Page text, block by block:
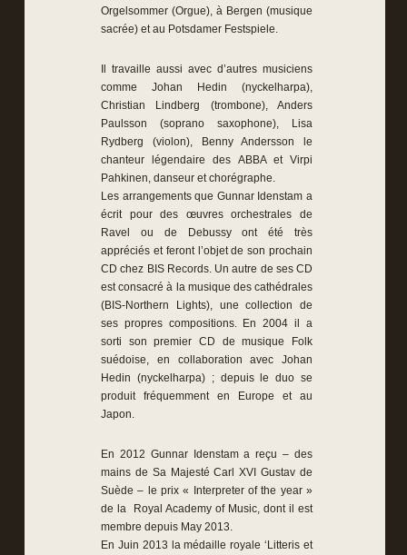
Orgelsommer (Orgue), à Bergen (musique
sacrée) et au Potsdamer Festspiele.
Il travaille aussi avec d’autres musiciens
comme Johan Hedin (nyckelharpa),
Christian Lindberg (trombone), Anders
Paulsson (soprano saxophone), Lisa
Rydberg (violon), Benny Andersson le
chanteur légendaire des ABBA et Virpi
Pahkinen, danseur et chorégraphe.
Les arrangements que Gunnar Idenstam a
écrit pour des œuvres orchestrales de
Ravel ou de Debussy ont été très
appréciés et feront l’objet de son prochain
CD chez BIS Records. Un autre de ses CD
est consacré à la musique des cathédrales
(BIS-Northern Lights), une collection de
ses propres compositions. En 2004 il a
sorti son premier CD de musique Folk
suédoise, en collaboration avec Johan
Hedin (nyckelharpa) ; depuis le duo se
produit fréquemment en Europe et au
Japon.
En 2012 Gunnar Idenstam a reçu – des
mains de Sa Majesté Carl XVI Gustav de
Suède – le prix « Interpreter of the year »
de la Royal Academy of Music, dont il est
membre depuis May 2013.
En Juin 2013 la médaille royale ‘Litteris et